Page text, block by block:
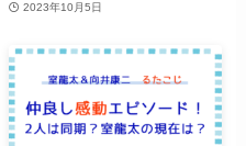
2023年10月5日